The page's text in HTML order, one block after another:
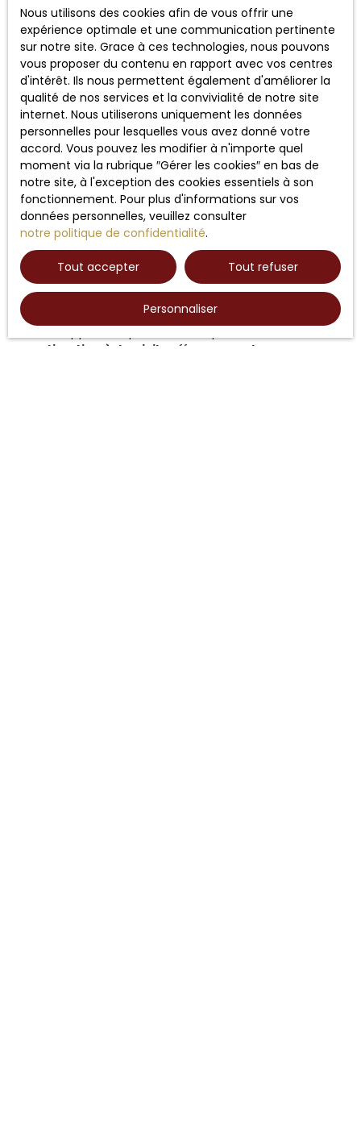
tient pas compte desdétails spécifiquesdu bien. Elle
ne prend pas en compte l’état réel, les travaux
éventuels, les finitions ou l’environnement immédiat.
Pour un bien avec un potentiel particulier, un nombre de
pièces atypique, ou des prestations de qualité, une
évaluation à domicile sera nettement plus fiable.
Faire mon estimation en ligne
Estimation à domicile :
précision et valeur ajoutée
estimation à domicile
offre une
analyse
Nous utilisons des cookies afin de vous offrir une
expérience optimale et une communication pertinente
sur notre site. Grace à ces technologies, nous pouvons
vous proposer du contenu en rapport avec vos centres
d'intérêt. Ils nous permettent également d'améliorer la
qualité de nos services et la convivialité de notre site
internet. Nous utiliserons uniquement les données
personnelles pour lesquelles vous avez donné votre
accord. Vous pouvez les modifier à n'importe quel
moment via la rubrique ″Gérer les cookies″ en bas de
notre site, à l'exception des cookies essentiels à son
fonctionnement. Pour plus d'informations sur vos
données personnelles, veuillez consulter
notre politique de confidentialité.
Tout accepter Tout refuser
Personnaliser